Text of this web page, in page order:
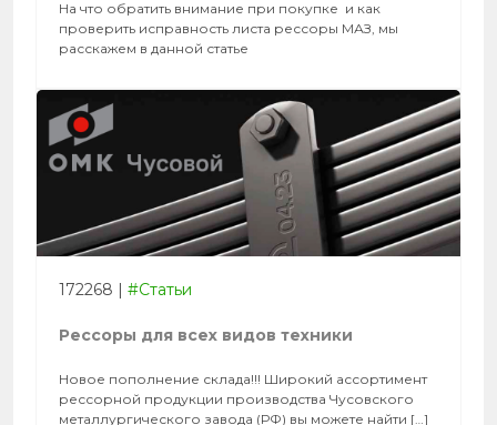
На что обратить внимание при покупке и как
проверить исправность листа рессоры МАЗ, мы
расскажем в данной статье
172268 | #Статьи
Рессоры для всех видов техники
Новое пополнение склада!!! Широкий ассортимент
рессорной продукции производства Чусовского
металлургического завода (РФ) вы можете найти […]